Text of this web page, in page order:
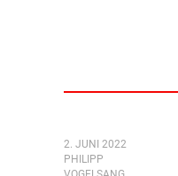
2. JUNI 2022
PHILIPP